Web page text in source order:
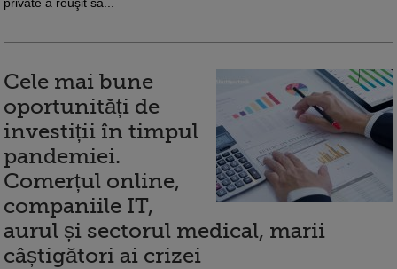
Cele mai bune
oportunități de
investiții în timpul
pandemiei.
Comerțul online,
companiile IT,
aurul și sectorul medical, marii
câștigători ai crizei